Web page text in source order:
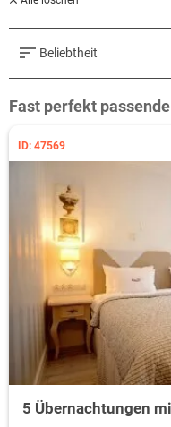
Beliebtheit
Fast perfekt
ID: 47569
5 Übernachtungen